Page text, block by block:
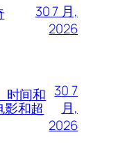
30 7 月,
2026
时间和
和超
30 7
月,
2026